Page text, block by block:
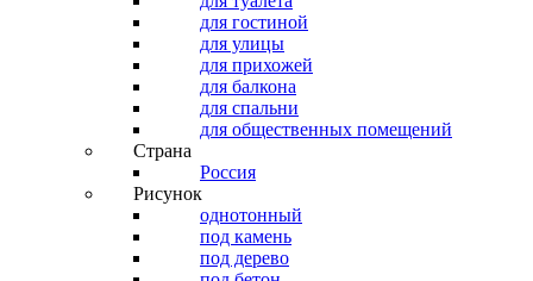
для гостиной
для улицы
для прихожей
для балкона
для спальни
для общественных помещений
Страна
Россия
Рисунок
однотонный
под камень
под дерево